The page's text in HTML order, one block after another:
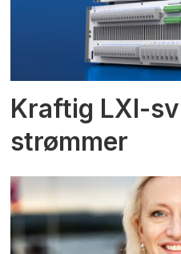
Kraftig LXI-
strømmer